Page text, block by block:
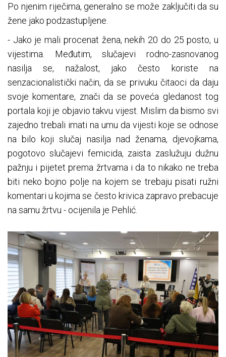
Po njenim riječima, generalno se može zaključiti da su
žene jako podzastupljene.
- Jako je mali procenat žena, nekih 20 do 25 posto, u
vijestima. Međutim, slučajevi rodno-zasnovanog
nasilja se, nažalost, jako često koriste na
senzacionalistički način, da se privuku čitaoci da daju
svoje komentare, znači da se poveća gledanost tog
portala koji je objavio takvu vijest. Mislim da bismo svi
zajedno trebali imati na umu da vijesti koje se odnose
na bilo koji slučaj nasilja nad ženama, djevojkama,
pogotovo slučajevi femicida, zaista zaslužuju dužnu
pažnju i pijetet prema žrtvama i da to nikako ne treba
biti neko bojno polje na kojem se trebaju pisati ružni
komentari u kojima se često krivica zapravo prebacuje
na samu žrtvu - ocijenila je Pehlić.